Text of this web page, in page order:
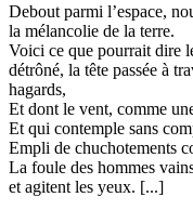
Debout parmi l’espace,
la mélancolie de la terre.
Voici ce que pourrait dire
détrôné, la tête passée à
hagards,
Et dont le vent, comme
Et qui contemple sans
Empli de chuchotements
La foule des hommes
et agitent les yeux. [...]